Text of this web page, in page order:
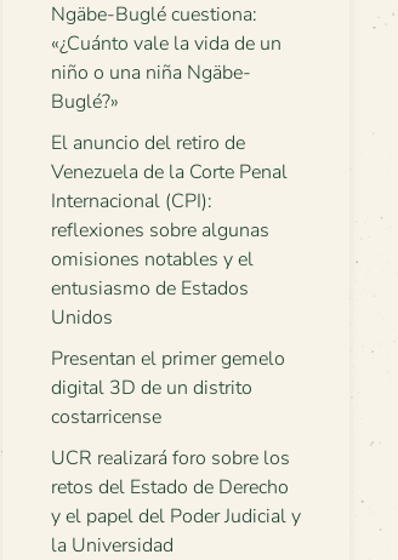
Ngäbe-Buglé cuestiona:
«¿Cuánto vale la vida de un
niño o una niña Ngäbe-
Buglé?»
El anuncio del retiro de
Venezuela de la Corte Penal
Internacional (CPI):
reflexiones sobre algunas
omisiones notables y el
entusiasmo de Estados
Unidos
Presentan el primer gemelo
digital 3D de un distrito
costarricense
UCR realizará foro sobre los
retos del Estado de Derecho
y el papel del Poder Judicial y
la Universidad